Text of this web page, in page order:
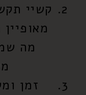
קשיי
מה
זמן